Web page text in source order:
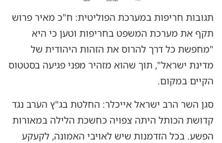
תגובות חריפות במערכת הפוליטית: ח"כ מאיר פרוש
תקף את מערכת המשפט בחריפות וטען כי היא
"מחפשת כל דרך להרוס את הזהות היהודית של
מדינת ישראל", תוך שהוא מזהיר מפני פגיעה בסטטוס
הקיים במקום.
סגן השר הרב ישראל אייכלר: החלטת בג"ץ הערב נגד
קדושת הכותל היתה צפויה כחשכת הלילה במאורות
הפשע. בכל הזדמנות שיש לאויבי האמונה, לקעקע